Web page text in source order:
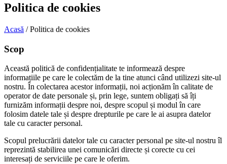
Politica de cookies
Acasă /Politica de cookies
Scop
Această politică de confidențialitate te informează despre
informațiile pe care le colectăm de la tine atunci când utilizezi site-ul
nostru. În colectarea acestor informații, noi acționăm în calitate de
operator de date personale și, prin lege, suntem obligați să îți
furnizăm informații despre noi, despre scopul și modul în care
folosim datele tale și despre drepturile pe care le ai asupra datelor
tale cu caracter personal.
Scopul prelucrării datelor tale cu caracter personal pe site-ul nostru îl
reprezintă stabilirea unei comunicări directe și corecte cu cei
interesați de serviciile pe care le oferim.